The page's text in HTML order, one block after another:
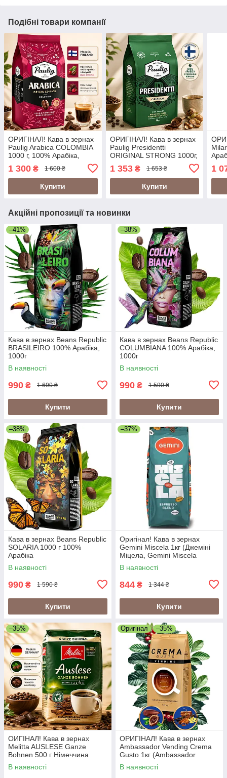
Подібні товари компанії
ОРИГІНАЛ! Кава в зернах
Paulig Arabica COLOMBIA
1000 г, 100% Арабіка,
Фінляндія (Paulig Arabica
Origin Edition Colombia)
1 300 ₴ 1 600 ₴
Купити
ОРИГІНАЛ! Кава в зернах
Paulig Presidentti
ORIGINAL STRONG 1000г,
100% Арабіка з горіховими
нотками, Фінляндія
1 353₴ 1 653 ₴
Купити
1
Акційні пропозиції та новинки
–41%
Кава в зернах Beans Republic
BRASILEIRO 100% Арабіка,
1000г
В наявності
990 ₴ 1 690 ₴
Купити
–38%
Кава в зернах Beans Republic
COLUMBIANA 100% Арабіка,
1000г
В наявності
990 ₴ 1 590 ₴
Купити
–38%
Кава в зернах Beans Republic
SOLARIA 1000 г 100%
Арабіка
В наявності
990 ₴ 1 590 ₴
Купити
–37%
Оригінал! Кава в зернах
Gemini Miscela 1кг (Джеміні
Міцела, Gemini Miscela
Espresso), 60% арабіка/40%
робуста
В наявності
844 ₴ 1 344 ₴
Купити
–35%
ОИГІНАЛ! Кава в зернах
Melitta AUSLESE Ganze
Bohnen 500 г Німеччина
В наявності
Оригінал –35%
ОРИГІНАЛ! Кава в зернах
Ambassador Vending Crema
Gusto 1кг (Ambassador
Crema Gusto Vending)
В наявності